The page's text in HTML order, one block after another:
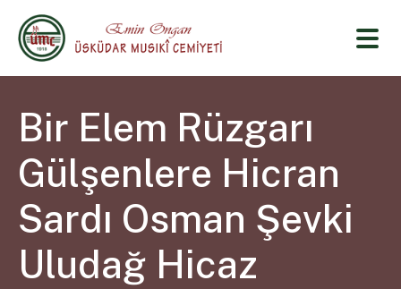
Bir Elem Rüzgarı
Gülşenlere Hicran
Sardı Osman Şevki
Uludağ Hicaz